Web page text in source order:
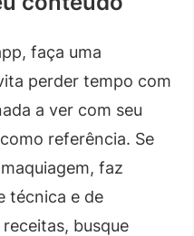
faça uma
perder tempo com
a ver com seu
referência. Se
faz
técnica e de
busque